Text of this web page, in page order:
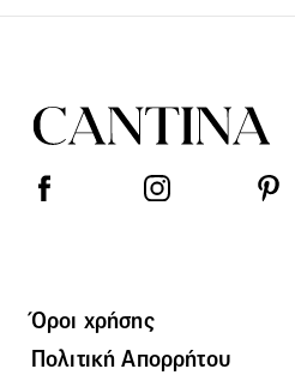
Όροι χρήσης
Πολιτική Απορρήτου